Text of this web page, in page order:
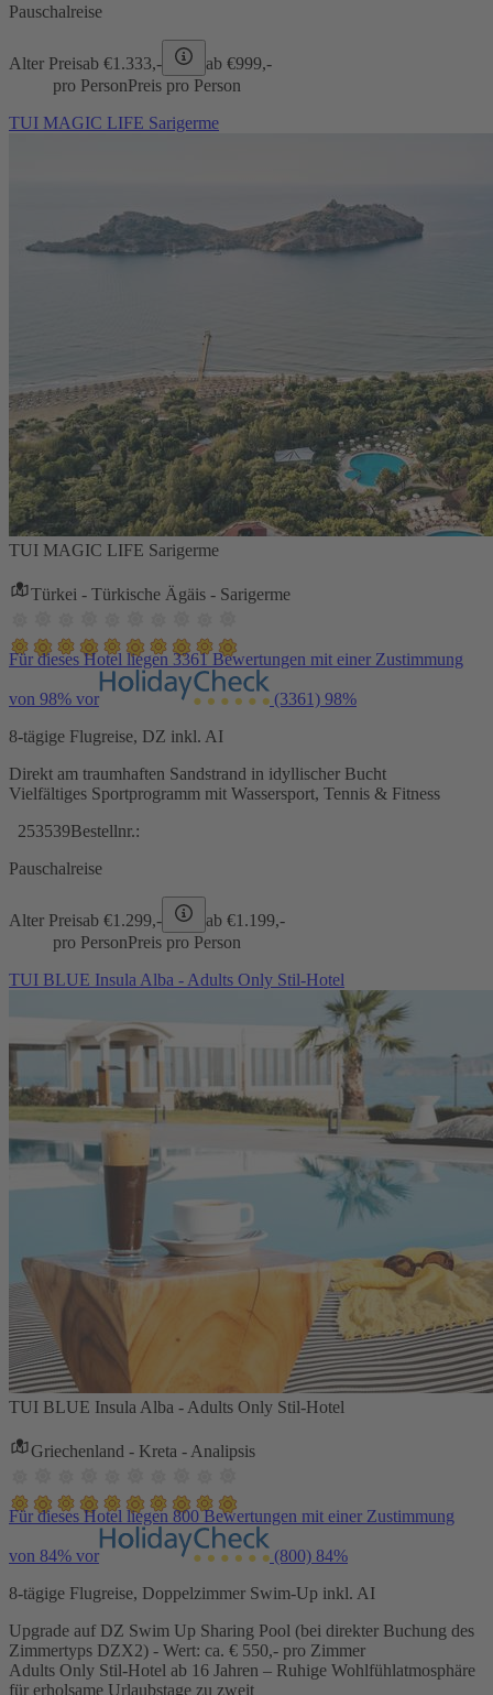
Pauschalreise
Alter Preisab €1.333,- ab €999,-
pro PersonPreis pro Person
TUI MAGIC LIFE Sarigerme
TUI MAGIC LIFE Sarigerme
Türkei - Türkische Ägäis - Sarigerme
Für dieses Hotel liegen 3361 Bewertungen mit einer Zustimmung
von 98% vor (3361) 98%
8-tägige Flugreise, DZ inkl. AI
Direkt am traumhaften Sandstrand in idyllischer Bucht
Vielfältiges Sportprogramm mit Wassersport, Tennis & Fitness
253539Bestellnr.:
Pauschalreise
Alter Preisab €1.299,- ab €1.199,-
pro PersonPreis pro Person
TUI BLUE Insula Alba - Adults Only Stil-Hotel
TUI BLUE Insula Alba - Adults Only Stil-Hotel
Griechenland - Kreta - Analipsis
Für dieses Hotel liegen 800 Bewertungen mit einer Zustimmung
von 84% vor (800) 84%
8-tägige Flugreise, Doppelzimmer Swim-Up inkl. AI
Upgrade auf DZ Swim Up Sharing Pool (bei direkter Buchung des
Zimmertyps DZX2) - Wert: ca. € 550,- pro Zimmer
Adults Only Stil-Hotel ab 16 Jahren – Ruhige Wohlfühlatmosphäre
für erholsame Urlaubstage zu zweit